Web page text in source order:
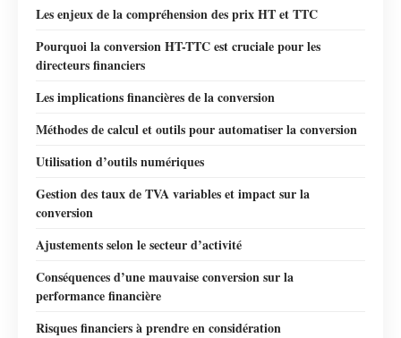
Les enjeux de la compréhension des prix HT et TTC
Pourquoi la conversion HT-TTC est cruciale pour les
directeurs financiers
Les implications financières de la conversion
Méthodes de calcul et outils pour automatiser la conversion
Utilisation d’outils numériques
Gestion des taux de TVA variables et impact sur la
conversion
Ajustements selon le secteur d’activité
Conséquences d’une mauvaise conversion sur la
performance financière
Risques financiers à prendre en considération